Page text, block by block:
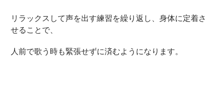
リラックスして声を出す練習を繰り返し、身体に定着さ
せることで、
人前で歌う時も緊張せずに済むようになります。